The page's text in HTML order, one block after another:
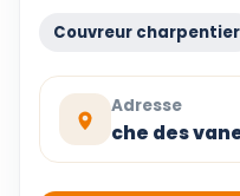
Couvreur charpentier
Adresse
che des